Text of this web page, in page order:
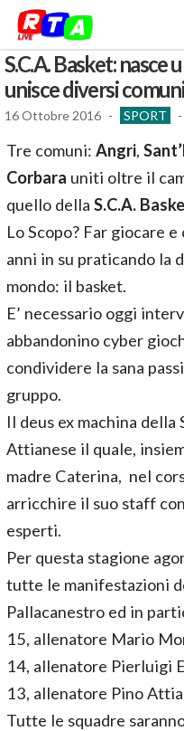
S.C.A. Basket: nasce
unisce diversi
16 Ottobre 2016 - SPORT -
Tre comuni: Angri,
Corbara uniti oltre il
quello della S.C.A.
Lo Scopo? Far giocare
anni in su praticando la
mondo: il basket.
E’ necessario oggi
abbandonino cyber
condividere la sana
gruppo.
Il deus ex machina della
Attianese il quale,
madre Caterina, nel
arricchire il suo staff
esperti.
Per questa stagione
tutte le manifestazioni
Pallacanestro ed in
15, allenatore Mario
14, allenatore Pierluigi
13, allenatore Pino
Tutte le squadre